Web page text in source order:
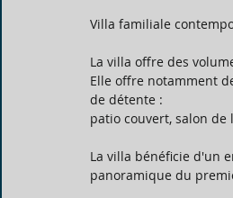
Villa familiale
La villa offre des
Elle offre notamment
de détente :
patio couvert, salon de
La villa bénéficie d'un
panoramique du